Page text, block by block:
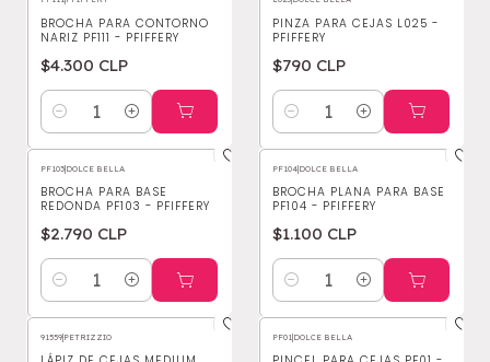
BROCHA PARA CONTORNO
NARIZ PF111 - PFIFFERY
$4.300 CLP
Cantidad
PINZA PARA CEJAS L025 -
PFIFFERY
$790 CLP
Cantidad
PF103|DOLCE BELLA
BROCHA PARA BASE
REDONDA PF103 - PFIFFERY
$2.790 CLP
Cantidad
PF104|DOLCE BELLA
BROCHA PLANA PARA BASE
PF104 - PFIFFERY
$1.100 CLP
Cantidad
91559|PETRIZZIO PF01|DOLCE BELLA